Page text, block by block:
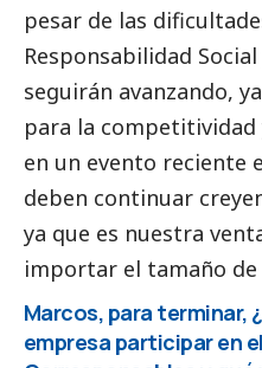
pesar de las
Responsabilidad Social
seguirán avanzando,
para la
en un evento reciente
deben continuar
ya que es nuestra
importar el tamaño de
Marcos, para terminar,
empresa participar en el